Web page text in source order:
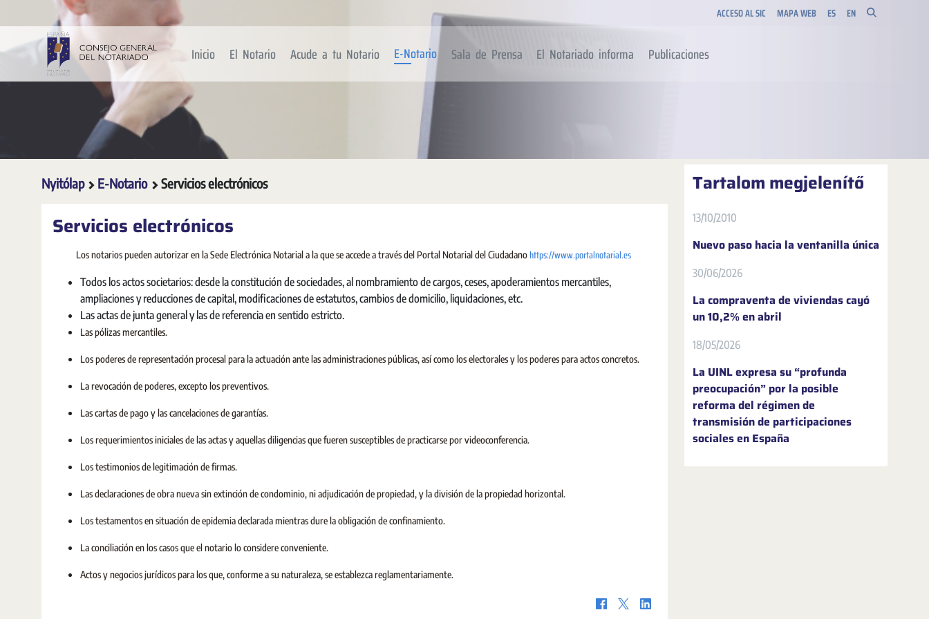
Ugrás a fő tartalomhoz ACCESO AL SIC MAPA WEB ES EN
Inicio El Notario Acude a tu Notario E-Notario Sala de Prensa El Notariado informa Publicaciones
Nyitólap E-Notario Servicios electrónicos
Servicios electrónicos
Los notarios pueden autorizar en la Sede Electrónica Notarial a la que se accede a través del Portal Notarial del Ciudadanohttps://www.portalnotarial.es
Todos los actos societarios: desde la constitución de sociedades, al nombramiento de cargos, ceses, apoderamientos mercantiles,
ampliaciones y reducciones de capital, modificaciones de estatutos, cambios de domicilio, liquidaciones, etc.
Las actas de junta general y las de referencia en sentido estricto.
Las pólizas mercantiles.
Los poderes de representación procesal para la actuación ante las administraciones públicas, así como los electorales y los poderes para actos concretos.
La revocación de poderes, excepto los preventivos.
Las cartas de pago y las cancelaciones de garantías.
Los requerimientos iniciales de las actas y aquellas diligencias que fueren susceptibles de practicarse por videoconferencia.
Los testimonios de legitimación de firmas.
Las declaraciones de obra nueva sin extinción de condominio, ni adjudicación de propiedad, y la división de la propiedad horizontal.
Los testamentos en situación de epidemia declarada mientras dure la obligación de confinamiento.
La conciliación en los casos que el notario lo considere conveniente.
Actos y negocios jurídicos para los que, conforme a su naturaleza, se establezca reglamentariamente.
Tartalom megjelenítő
13/10/2010
Nuevo paso hacia la ventanilla única
30/06/2026
La compraventa de viviendas cayó
un 10,2% en abril
18/05/2026
La UINL expresa su “profunda
preocupación” por la posible
reforma del régimen de
transmisión de participaciones
sociales en España